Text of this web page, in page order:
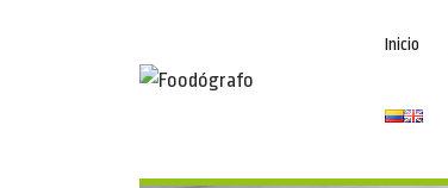
Inicio